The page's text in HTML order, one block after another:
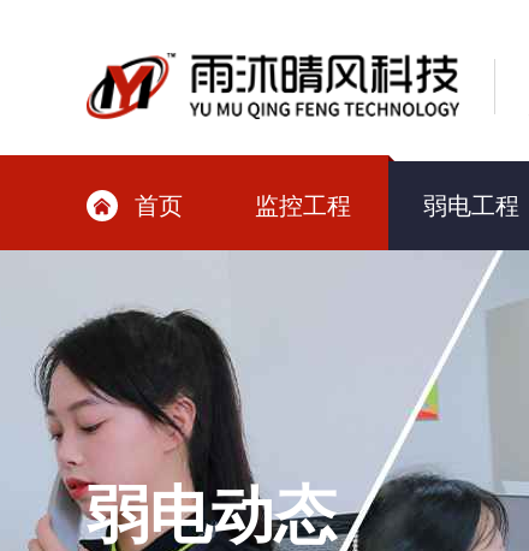
 首页 监控工程 弱电工程
弱电动态